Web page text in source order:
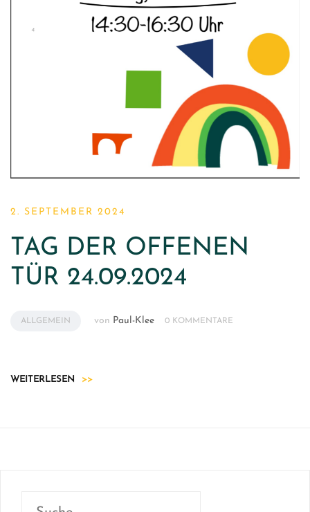
2. SEPTEMBER 2024
TAG DER OFFENEN
TÜR 24.09.2024
ALLGEMEIN von Paul-Klee 0 KOMMENTARE
WEITERLESEN >>